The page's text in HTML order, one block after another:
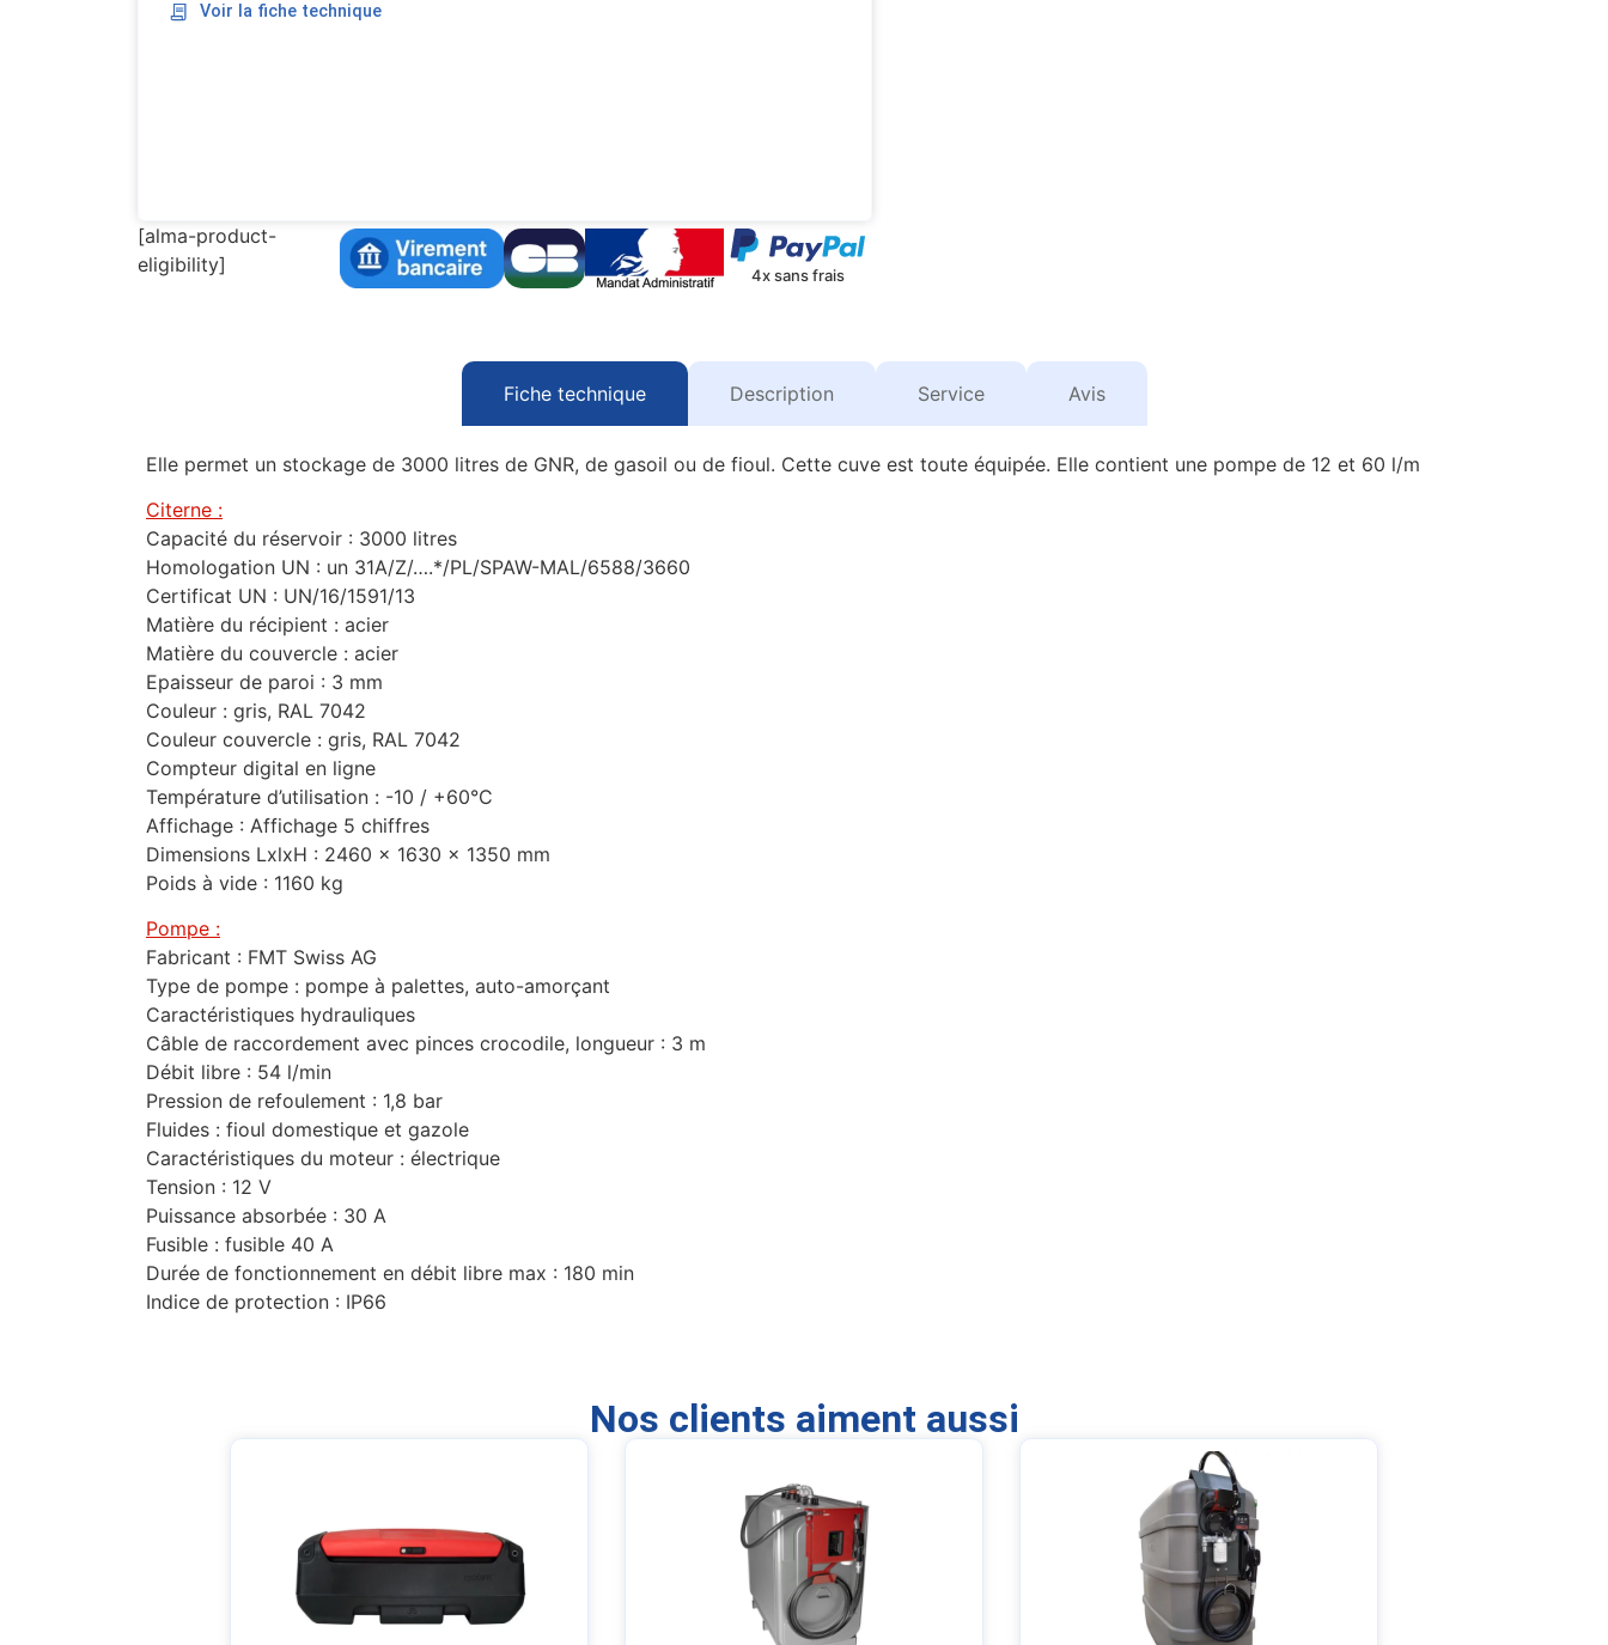
Voir la fiche technique
[alma-product-
eligibility]
4x sans frais
Fiche technique Description Service Avis
Elle permet un stockage de 3000 litres de GNR, de gasoil ou de fioul. Cette cuve est toute équipée. Elle contient une pompe de 12 et 60 l/m
Citerne :
Capacité du réservoir : 3000 litres
Homologation UN : un 31A/Z/….*/PL/SPAW-MAL/6588/3660
Certificat UN : UN/16/1591/13
Matière du récipient : acier
Matière du couvercle : acier
Epaisseur de paroi : 3 mm
Couleur : gris, RAL 7042
Couleur couvercle : gris, RAL 7042
Compteur digital en ligne
Température d’utilisation : -10 / +60°C
Affichage : Affichage 5 chiffres
Dimensions LxlxH : 2460 x 1630 x 1350 mm
Poids à vide : 1160 kg
Pompe :
Fabricant : FMT Swiss AG
Type de pompe : pompe à palettes, auto-amorçant
Caractéristiques hydrauliques
Câble de raccordement avec pinces crocodile, longueur : 3 m
Débit libre : 54 l/min
Pression de refoulement : 1,8 bar
Fluides : fioul domestique et gazole
Caractéristiques du moteur : électrique
Tension : 12 V
Puissance absorbée : 30 A
Fusible : fusible 40 A
Durée de fonctionnement en débit libre max : 180 min
Indice de protection : IP66
Nos clients aiment aussi